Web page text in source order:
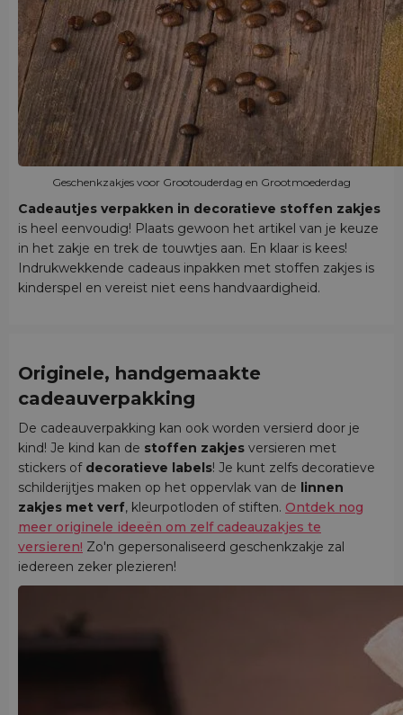
Geschenkzakjes voor Grootouderdag en Grootmoederdag
Cadeautjes verpakken in decoratieve stoffen zakjes
is heel eenvoudig! Plaats gewoon het artikel van je keuze
in het zakje en trek de touwtjes aan. En klaar is kees!
Indrukwekkende cadeaus inpakken met stoffen zakjes is
kinderspel en vereist niet eens handvaardigheid.
Originele, handgemaakte
cadeauverpakking
De cadeauverpakking kan ook worden versierd door je
kind! Je kind kan de stoffen zakjes versieren met
stickers of decoratieve labels! Je kunt zelfs decoratieve
schilderijtjes maken op het oppervlak van de linnen
zakjes met verf, kleurpotloden of stiften. Ontdek nog
meer originele ideeën om zelf cadeauzakjes te
versieren! Zo'n gepersonaliseerd geschenkzakje zal
iedereen zeker plezieren!